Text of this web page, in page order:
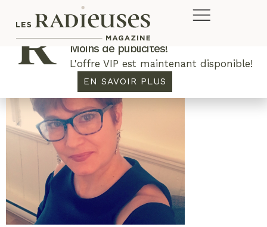
Plus de concours. Plus de rabais.
Moins de publicités!
L'offre VIP est maintenant disponible!
EN SAVOIR PLUS